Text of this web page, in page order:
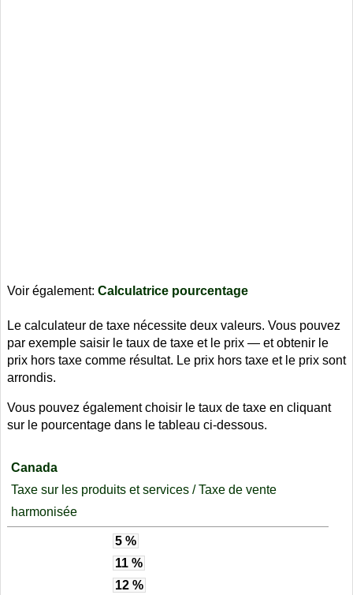
Voir également: Calculatrice pourcentage
Le calculateur de taxe nécessite deux valeurs. Vous pouvez
par exemple saisir le taux de taxe et le prix — et obtenir le
prix hors taxe comme résultat. Le prix hors taxe et le prix sont
arrondis.
Vous pouvez également choisir le taux de taxe en cliquant
sur le pourcentage dans le tableau ci-dessous.
Canada
Taxe sur les produits et services / Taxe de vente
harmonisée
5 %
11 %
12 %